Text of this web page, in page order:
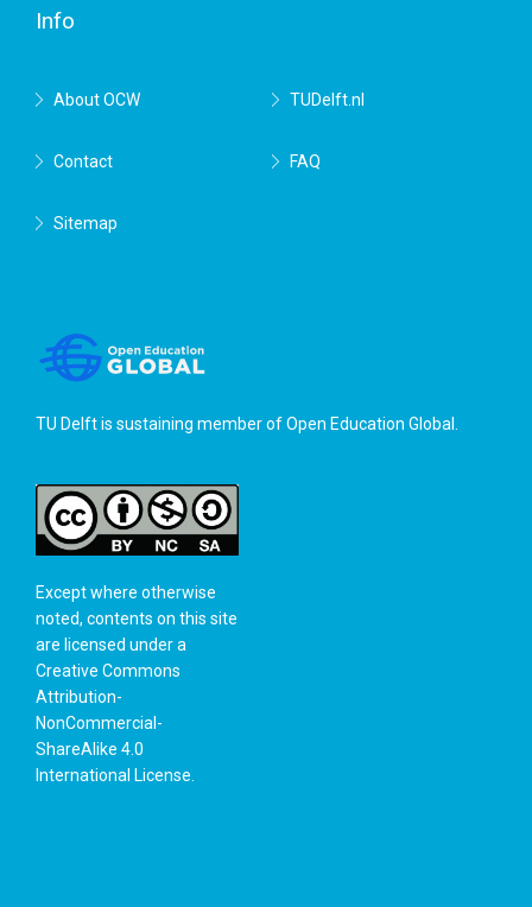
Info
About OCW TUDelft.nl
Contact FAQ
Sitemap
TU Delft is sustaining member ofOpen Education Global
Except where otherwise
noted, contents on this site
are licensed under a
Creative Commons
Attribution-
NonCommercial-
ShareAlike 4.0
International License